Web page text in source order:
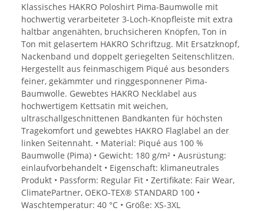
Klassisches HAKRO Poloshirt Pima-Baumwolle mit
hochwertig verarbeiteter 3-Loch-Knopfleiste mit extra
haltbar angenähten, bruchsicheren Knöpfen, Ton in
Ton mit gelasertem HAKRO Schriftzug. Mit Ersatzknopf,
Nackenband und doppelt geriegelten Seitenschlitzen.
Hergestellt aus feinmaschigem Piqué aus besonders
feiner, gekämmter und ringgesponnener Pima-
Baumwolle. Gewebtes HAKRO Necklabel aus
hochwertigem Kettsatin mit weichen,
ultraschallgeschnittenen Bandkanten für höchsten
Tragekomfort und gewebtes HAKRO Flaglabel an der
linken Seitennaht. • Material: Piqué aus 100 %
Baumwolle (Pima) • Gewicht: 180 g/m² • Ausrüstung:
einlaufvorbehandelt • Eigenschaft: klimaneutrales
Produkt • Passform: Regular Fit • Zertifikate: Fair Wear,
ClimatePartner, OEKO-TEX® STANDARD 100 •
Waschtemperatur: 40 °C • Größe: XS-3XL